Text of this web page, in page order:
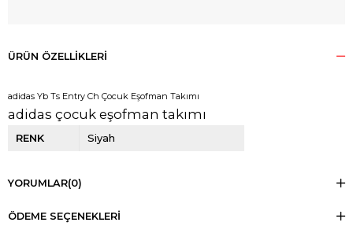
ÜRÜN ÖZELLIKLERI
adidas Yb Ts Entry Ch Çocuk Eşofman Takımı
adidas çocuk eşofman takımı
RENK Siyah
YORUMLAR(0)
ÖDEME SEÇENEKLERI